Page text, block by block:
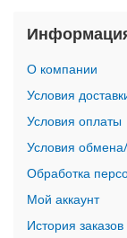
P
h
o
n
e
1
7
P
r
o
О компании
Условия
Условия оплаты
Условия
Обработка
Мой аккаунт
История заказов